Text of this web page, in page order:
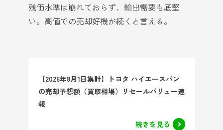
残価水準は崩れておらず、輸出需要も底堅
い。高値での売却好機が続くと言える。
【2026年8月1日集計】トヨタ ハイエースバン
の売却予想額（買取相場）リセールバリュー速
報
続きを見る